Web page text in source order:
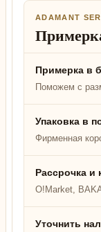
ADAMANT
Примерка в
Поможем с
Упаковка в
Фирменная
Рассрочка и
O!Market,
Уточнить